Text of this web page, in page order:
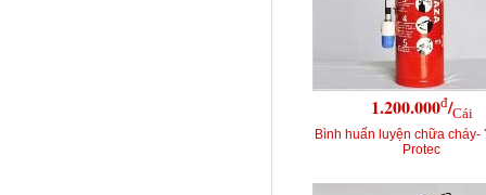
1.200.000đ/Cái
Bình huấn luyện chữa cháy-
Protec